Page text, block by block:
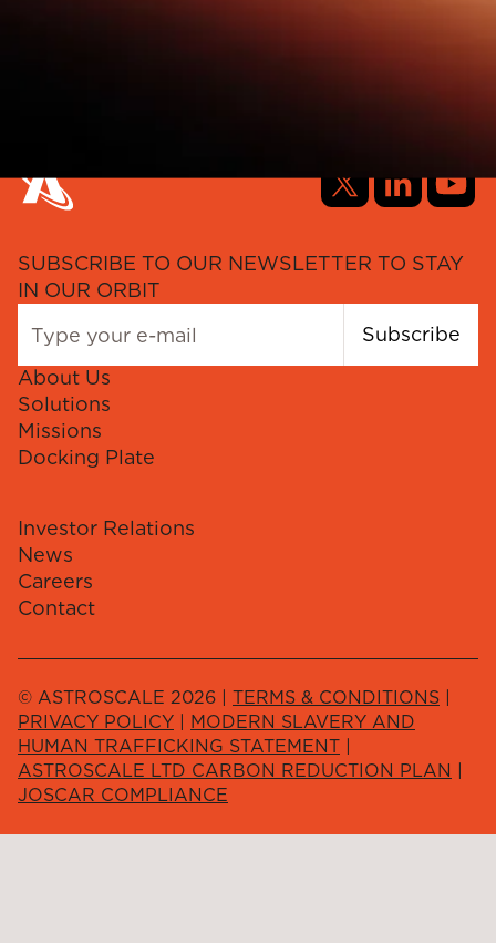
SUBSCRIBE TO OUR NEWSLETTER TO STAY
IN OUR ORBIT
Subscribe
About Us
Solutions
Missions
Docking Plate
Investor Relations
News
Careers
Contact
© ASTROSCALE 2026 | TERMS & CONDITIONS |
PRIVACY POLICY | MODERN SLAVERY AND
HUMAN TRAFFICKING STATEMENT |
ASTROSCALE LTD CARBON REDUCTION PLAN |
JOSCAR COMPLIANCE